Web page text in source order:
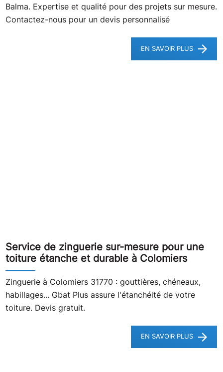
Balma. Expertise et qualité pour des projets sur mesure.
Contactez-nous pour un devis personnalisé
EN SAVOIR PLUS
Service de zinguerie sur-mesure pour une
toiture étanche et durable à Colomiers
Zinguerie à Colomiers 31770 : gouttières, chéneaux,
habillages... Gbat Plus assure l'étanchéité de votre
toiture. Devis gratuit.
EN SAVOIR PLUS